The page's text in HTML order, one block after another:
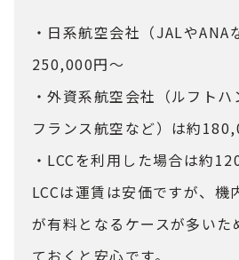
・日系航空会社（JALやANA
250,000円〜
・外資系航空会社（ルフト
フランス航空など）は約
・LCCを利用した場合は約
LCCは運賃は安価ですが、機
が有料となるケースが多いた
ておくと安心です。